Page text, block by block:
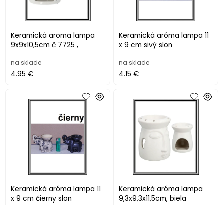
Keramická aroma lampa
9x9x10,5cm č 7725 ,
na sklade
4.95 €
Keramická aróma lampa 11
x 9 cm sivý slon
na sklade
4.15 €
Keramická aróma lampa 11
x 9 cm čierny slon
Keramická aróma lampa
9,3x9,3x11,5cm, biela